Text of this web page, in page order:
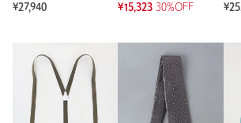
¥27,940
¥15,323 30%OFF